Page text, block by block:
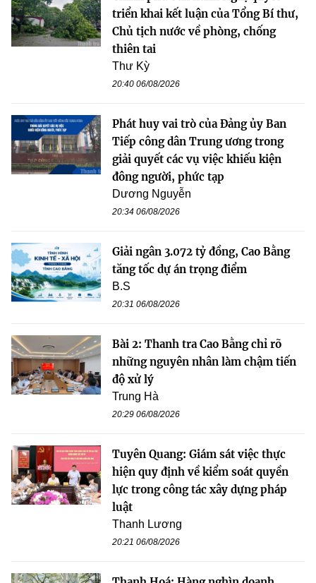
triển khai kết luận của Tổng Bí thư,
Chủ tịch nước về phòng, chống
thiên tai
Thư Kỳ
20:40 06/08/2026
Phát huy vai trò của Đảng ủy Ban
Tiếp công dân Trung ương trong
giải quyết các vụ việc khiếu kiện
đông người, phức tạp
Dương Nguyễn
20:34 06/08/2026
Giải ngân 3.072 tỷ đồng, Cao Bằng
tăng tốc dự án trọng điểm
B.S
20:31 06/08/2026
Bài 2: Thanh tra Cao Bằng chỉ rõ
những nguyên nhân làm chậm tiến
độ xử lý
Trung Hà
20:29 06/08/2026
Tuyên Quang: Giám sát việc thực
hiện quy định về kiểm soát quyền
lực trong công tác xây dựng pháp
luật
Thanh Lương
20:21 06/08/2026